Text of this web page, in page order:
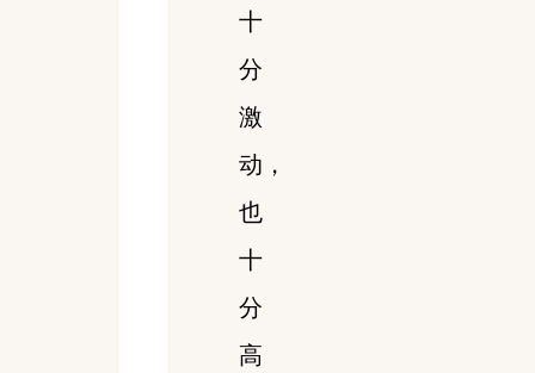
十
分
激
动，
也
十
分
高